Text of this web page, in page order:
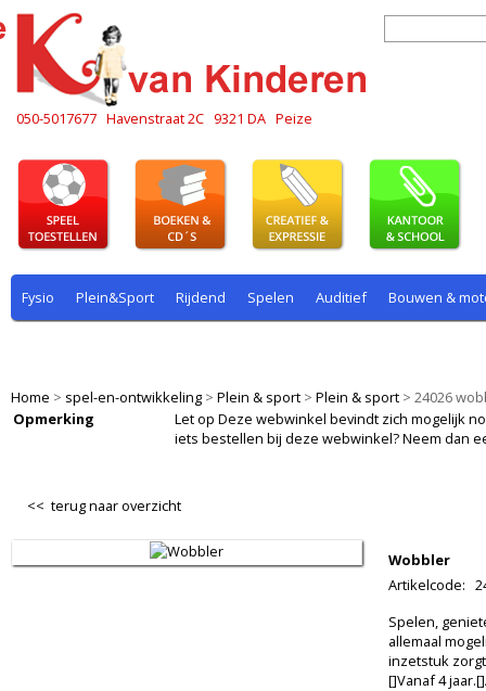
050-5017677 Havenstraat 2C 9321 DA Peize
Fysio Plein&Sport Rijdend Spelen Auditief Bouwen &
Home > spel-en-ontwikkeling > Plein & sport > Plein & sport > 24026
Opmerking
Let op Deze webwinkel bevindt zich mogelijk
iets bestellen bij deze webwinkel? Neem dan
<< terug naar overzicht
Wobbler
Artikelcode:
Spelen,
allemaal
inzetstuk
[]Vanaf 4